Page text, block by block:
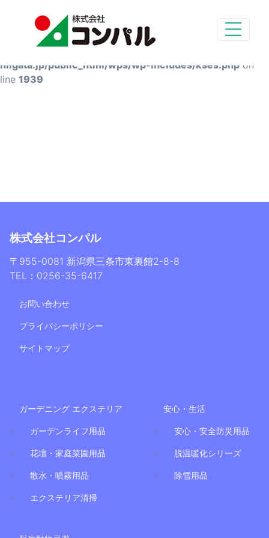
Deprecated : preg_replace(): Passing null to parameter #3
($subject) of type array|string is deprecated in
/home/styg-main/compal-
niigata.jp/public_html/wps/wp-includes/kses.php on
line 1939
株式会社コンパル
〒955-0081 新潟県三条市東裏館2-8-8
TEL：0256-35-6417
お問い合わせ
プライバシーポリシー
サイトマップ
ガーデニング エクステリア
ガーデンライフ用品
花壇・家庭菜園用品
散水・噴霧用品
エクステリア清掃
安心・生活
安心・安全防災用品
脱温暖化シリーズ
除雪用品